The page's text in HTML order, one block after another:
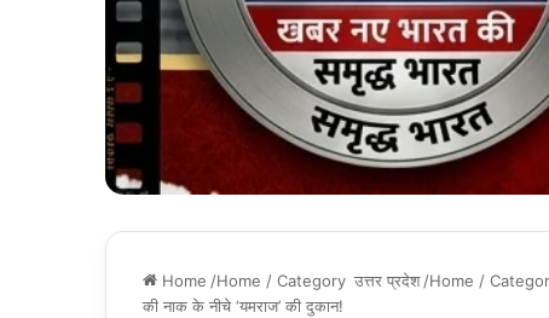
Home /Home / Category उत्तर प्रदेश/Home /
की नाक के नीचे ‘यमराज’ की दुकान!